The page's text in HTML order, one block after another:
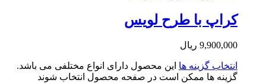
با طرح لویس
ریال
گزینه ها این محصول دارای انواع مختلفی می باشد.
ها ممکن است در صفحه محصول انتخاب شوند